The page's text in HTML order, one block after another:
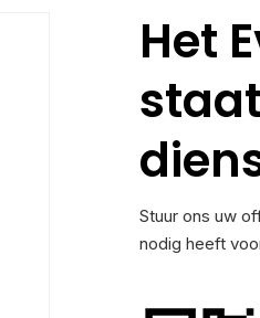
Het
Stuur ons uw
nodig heeft